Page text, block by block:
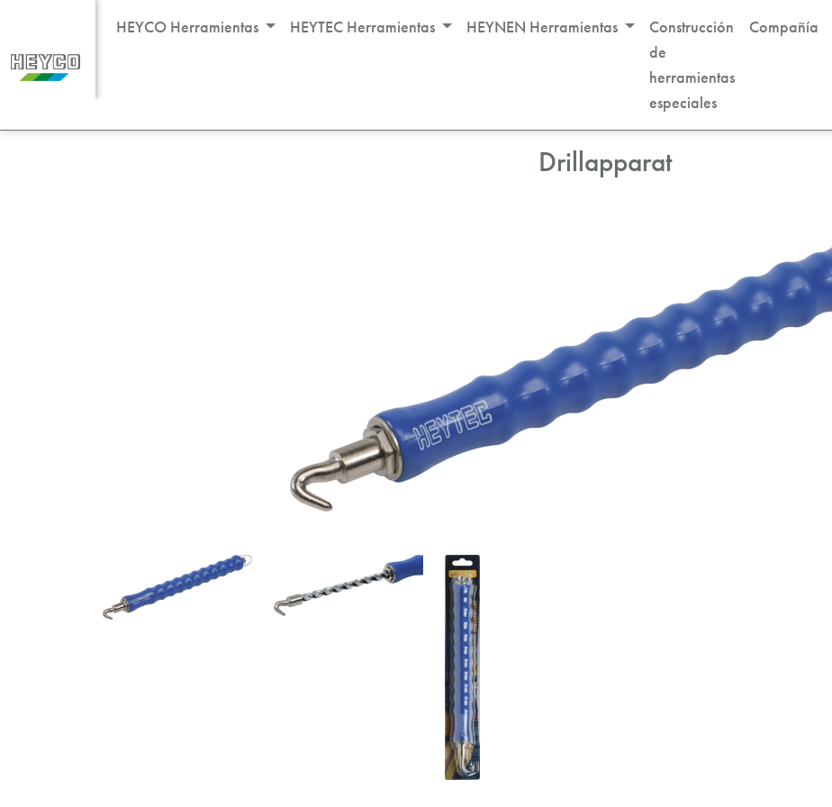
HEYCO Herramientas HEYTEC Herramientas HEYNEN Herramientas
Construcción
de
herramientas
especiales
Compañía
Drillapparat